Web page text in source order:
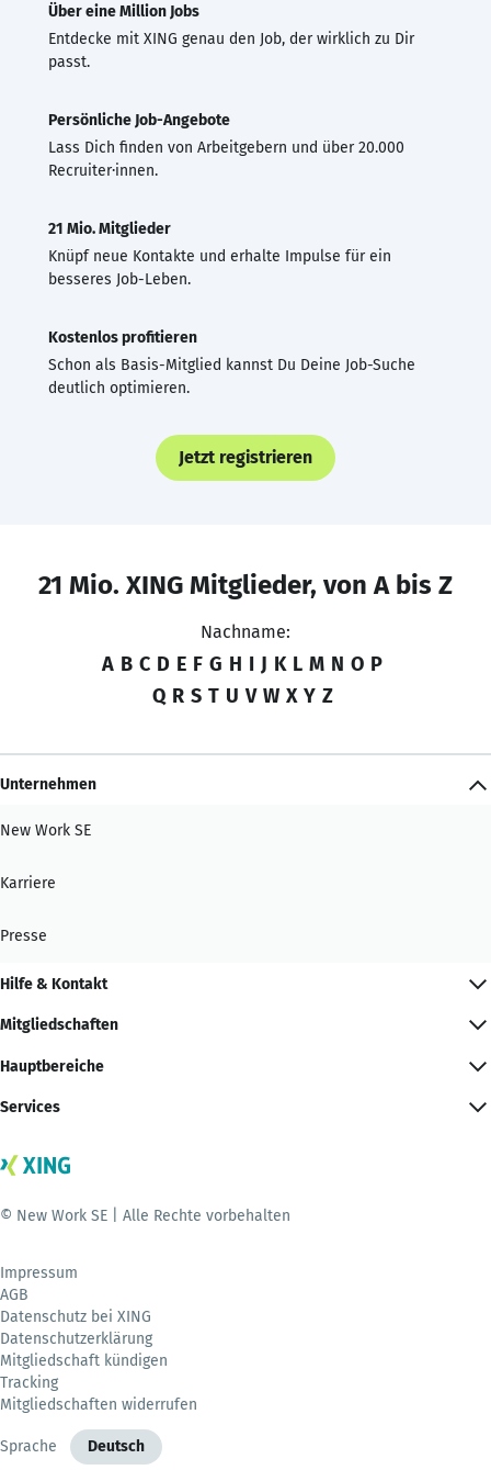
Über eine Million Jobs
Entdecke mit XING genau den Job, der wirklich zu Dir
passt.
Persönliche Job-Angebote
Lass Dich finden von Arbeitgebern und über 20.000
Recruiter·innen.
21 Mio. Mitglieder
Knüpf neue Kontakte und erhalte Impulse für ein
besseres Job-Leben.
Kostenlos profitieren
Schon als Basis-Mitglied kannst Du Deine Job-Suche
deutlich optimieren.
Jetzt registrieren
21 Mio. XING Mitglieder, von A bis Z
Nachname:
A B C D E F G H I J K L M N O P
Q R S T U V W X Y Z
Unternehmen
New Work SE
Karriere
Presse
Hilfe & Kontakt
Mitgliedschaften
Hauptbereiche
Services
© New Work SE | Alle Rechte vorbehalten
Impressum
AGB
Datenschutz bei XING
Datenschutzerklärung
Mitgliedschaft kündigen
Tracking
Mitgliedschaften widerrufen
Sprache Deutsch